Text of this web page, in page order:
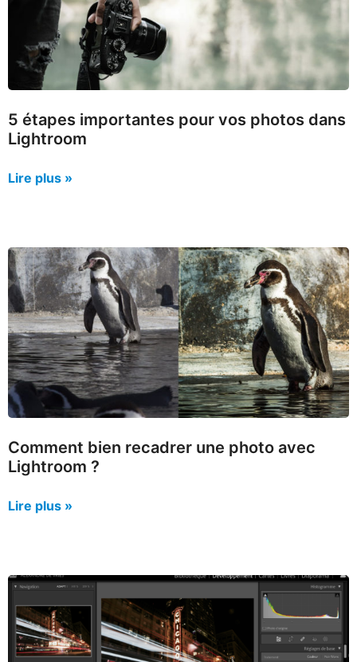
5 étapes importantes pour vos photos dans
Lightroom
Lire plus »
Comment bien recadrer une photo avec
Lightroom ?
Lire plus »